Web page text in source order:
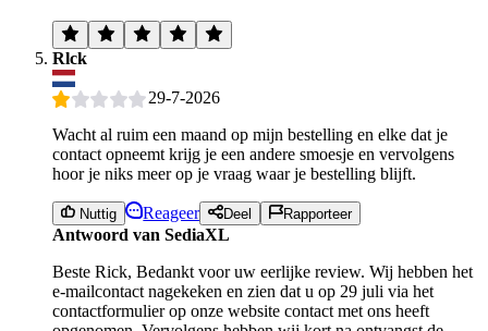
Rlck
29-7-2026
Wacht al ruim een maand op mijn bestelling en elke dat je
contact opneemt krijg je een andere smoesje en vervolgens
hoor je niks meer op je vraag waar je bestelling blijft.
Nuttig Reageer Deel Rapporteer
Antwoord van SediaXL
Beste Rick, Bedankt voor uw eerlijke review. Wij hebben het
e-mailcontact nagekeken en zien dat u op 29 juli via het
contactformulier op onze website contact met ons heeft